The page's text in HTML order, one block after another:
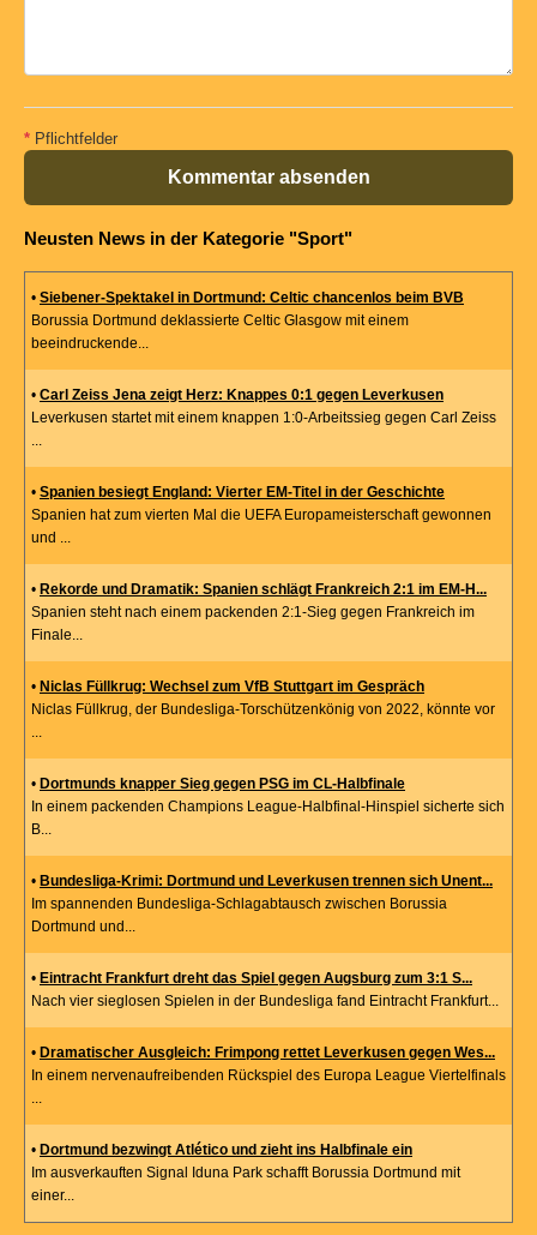
* Pflichtfelder
Kommentar absenden
Neusten News in der Kategorie "Sport"
• Siebener-Spektakel in Dortmund: Celtic chancenlos beim BVB
Borussia Dortmund deklassierte Celtic Glasgow mit einem
beeindruckende...
• Carl Zeiss Jena zeigt Herz: Knappes 0:1 gegen Leverkusen
Leverkusen startet mit einem knappen 1:0-Arbeitssieg gegen Carl Zeiss
...
• Spanien besiegt England: Vierter EM-Titel in der Geschichte
Spanien hat zum vierten Mal die UEFA Europameisterschaft gewonnen
und ...
• Rekorde und Dramatik: Spanien schlägt Frankreich 2:1 im EM-H...
Spanien steht nach einem packenden 2:1-Sieg gegen Frankreich im
Finale...
• Niclas Füllkrug: Wechsel zum VfB Stuttgart im Gespräch
Niclas Füllkrug, der Bundesliga-Torschützenkönig von 2022, könnte vor
...
• Dortmunds knapper Sieg gegen PSG im CL-Halbfinale
In einem packenden Champions League-Halbfinal-Hinspiel sicherte sich
B...
• Bundesliga-Krimi: Dortmund und Leverkusen trennen sich Unent...
Im spannenden Bundesliga-Schlagabtausch zwischen Borussia
Dortmund und...
• Eintracht Frankfurt dreht das Spiel gegen Augsburg zum 3:1 S...
Nach vier sieglosen Spielen in der Bundesliga fand Eintracht Frankfurt...
• Dramatischer Ausgleich: Frimpong rettet Leverkusen gegen Wes...
In einem nervenaufreibenden Rückspiel des Europa League Viertelfinals
...
• Dortmund bezwingt Atlético und zieht ins Halbfinale ein
Im ausverkauften Signal Iduna Park schafft Borussia Dortmund mit
einer...